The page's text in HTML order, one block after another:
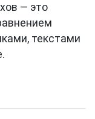
— это
текстами